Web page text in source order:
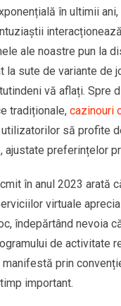
în ultimii
ale noastre pun la
la sute de variante de
vă aflați. Spre
tradiționale, cazinouri
să profite
ajustate preferințelor
în anul 2023 arată
virtuale
îndepărtând nevoia
de activitate
prin
important.